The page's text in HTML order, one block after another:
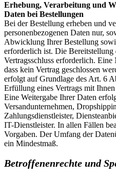
Erhebung, Verarbeitung und
Daten bei Bestellungen
Bei der Bestellung erheben und
personenbezogenen Daten nur,
Abwicklung Ihrer Bestellung
erforderlich ist. Die Bereitstellung
Vertragsschluss erforderlich.
dass kein Vertrag geschlossen
erfolgt auf Grundlage des Art. 6
Erfüllung eines Vertrags mit
Eine Weitergabe Ihrer Daten
Versandunternehmen,
Zahlungsdienstleister,
IT-Dienstleister. In allen Fällen
Vorgaben. Der Umfang der
ein Mindestmaß.
Betroffenenrechte und